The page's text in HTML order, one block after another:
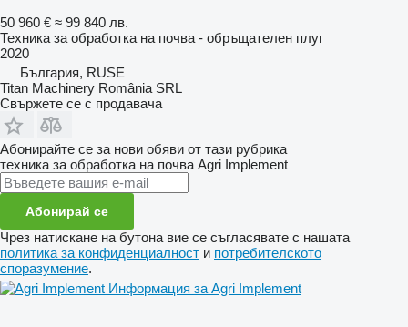
50 960 € ≈ 99 840 лв.
Техника за обработка на почва - обръщателен плуг
2020
България, RUSE
Titan Machinery România SRL
Свържете се с продавача
Абонирайте се за нови обяви от тази рубрика
техника за обработка на почва Agri Implement
Абонирай се
Чрез натискане на бутона вие се съгласявате с нашата
политика за конфиденциалност и потребителското
споразумение.
Информация за Agri Implement